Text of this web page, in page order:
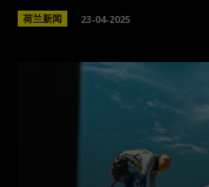
荷兰新闻 23-04-2025